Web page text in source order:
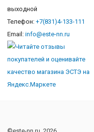
выходной
Телефон: +7(831)4-133-111
Email: info@este-nn.ru